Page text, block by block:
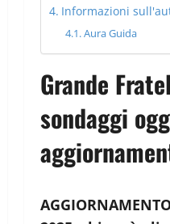
Informazioni
Aura Guida
Grande
sondaggi